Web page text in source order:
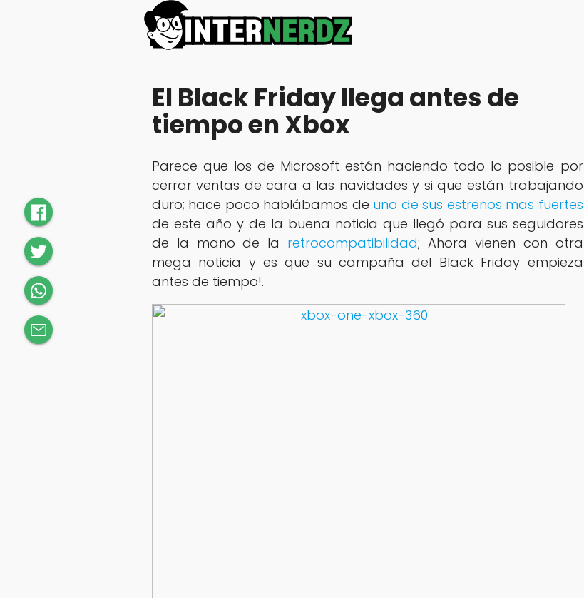
El Black Friday llega antes de
tiempo en Xbox
Parece que los de Microsoft están haciendo todo lo posible por
cerrar ventas de cara a las navidades y si que están trabajando
duro; hace poco hablábamos de uno de sus estrenos mas fuertes
de este año y de la buena noticia que llegó para sus seguidores
de la mano de la retrocompatibilidad; Ahora vienen con otra
mega noticia y es que su campaña del Black Friday empieza
antes de tiempo!.